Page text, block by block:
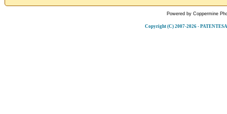
Powered by Coppermine
Copyright (C) 2007-2026 -